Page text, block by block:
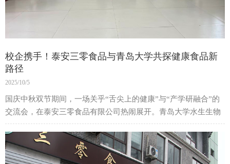
校企携手！泰安三零食品与青岛大学共探健康食品新
路径
2025/10/5
国庆中秋双节期间，一场关乎“舌尖上的健康”与“产学研融合”的
交流会，在泰安三零食品有限公司热闹展开。青岛大学水生生物
技术研究院执行院长沙珍霞博士、自然资源部海洋减灾中心总工
程师石晓勇教授一行专程到访，与三零食品刘涛总经理齐聚一
堂，为东平健康食品产业发展按下“加速键”。